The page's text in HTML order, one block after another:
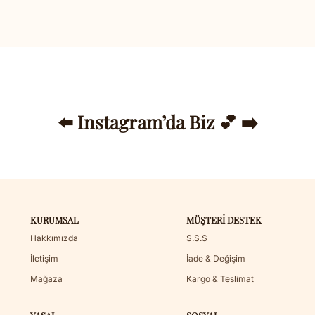
⬅️ Instagram’da Biz 💕 ➡️
KURUMSAL
Hakkımızda
İletişim
Mağaza
MÜŞTERI DESTEK
S.S.S
İade & Değişim
Kargo & Teslimat